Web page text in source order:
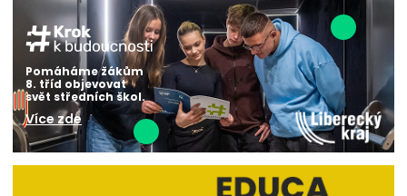
Pomáháme žákům
8. tříd objevovat
svět středních škol.
Více zde